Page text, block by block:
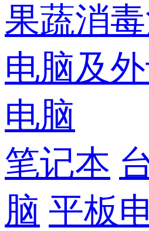
果蔬消
电脑及
电脑
笔记本
脑 平板